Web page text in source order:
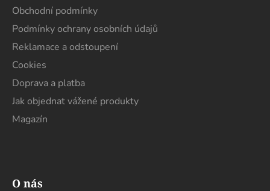
p
r
ý
Obchodní podmínky
Podmínky ochrany osobních údajů
Reklamace a odstoupení
Cookies
Doprava a platba
Jak objednat vážené produkty
Magazín
O nás